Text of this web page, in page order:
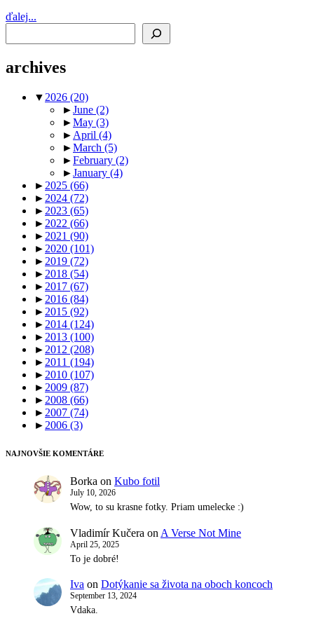
ďalej...
archives
▼ 2026 (20)
►June (2)
►May (3)
► April (4)
►March (5)
►February (2)
►January (4)
► 2025 (66)
► 2024 (72)
► 2023 (65)
► 2022 (66)
► 2021 (90)
► 2020 (101)
► 2019 (72)
► 2018 (54)
► 2017 (67)
► 2016 (84)
► 2015 (92)
► 2014 (124)
► 2013 (100)
► 2012 (208)
► 2011 (194)
► 2010 (107)
► 2009 (87)
► 2008 (66)
► 2007 (74)
► 2006 (3)
NAJNOVŠIE KOMENTÁRE
Borka on Kubo fotil
July 10, 2026
Wow, to su krasne fotky. Priam umelecke :)
Vladimír Kučera on A Verse Not Mine
April 25, 2025
To je dobré!
Iva on Dotýkanie sa života na oboch koncoch
September 13, 2024
Vdaka.